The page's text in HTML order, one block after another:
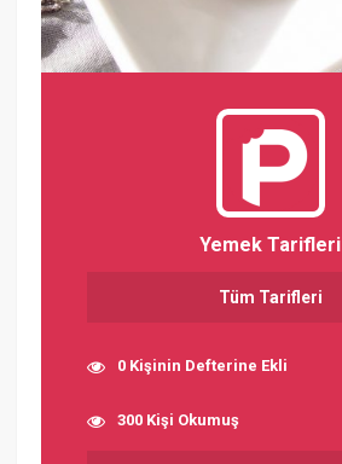
Yemek Tarifleri
Tüm Tarifleri
0 Kişinin Defterine Ekli
300 Kişi Okumuş